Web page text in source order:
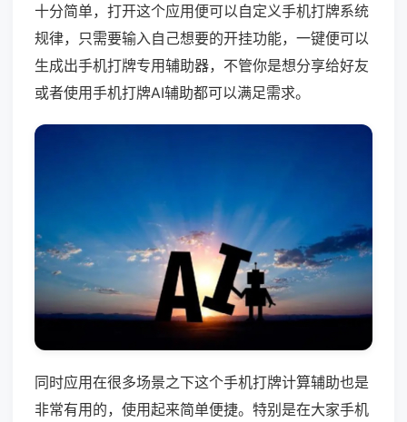
十分简单，打开这个应用便可以自定义手机打牌系统
规律，只需要输入自己想要的开挂功能，一键便可以
生成出手机打牌专用辅助器，不管你是想分享给好友
或者使用手机打牌AI辅助都可以满足需求。
同时应用在很多场景之下这个手机打牌计算辅助也是
非常有用的，使用起来简单便捷。特别是在大家手机